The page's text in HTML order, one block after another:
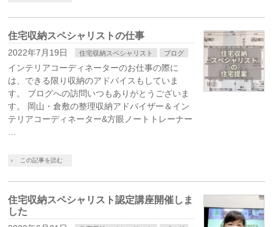
住宅収納スペシャリストの仕事
2022年7月19日 住宅収納スペシャリスト ブログ
インテリアコーディネーターのお仕事の際に
は、できる限り収納のアドバイスもしていま
す。 ブログへの訪問いつもありがとうございま
す。 岡山・倉敷の整理収納アドバイザー＆イン
テリアコーディネーター&方眼ノートトレーナー
この記事を読む
住宅収納スペシャリスト認定講座開催しま
した